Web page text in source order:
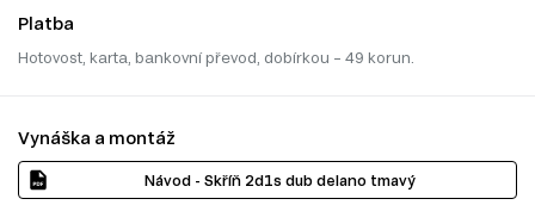
Platba
Hotovost, karta, bankovní převod, dobírkou – 49 korun.
Vynáška a montáž
Návod - Skříň 2d1s dub delano tmavý